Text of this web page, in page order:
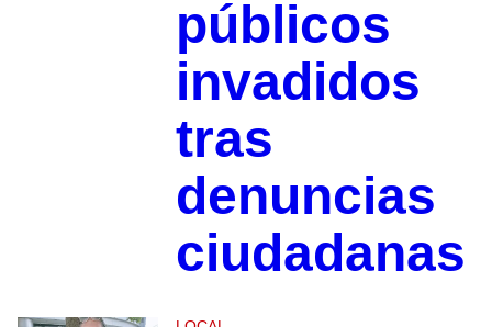
públicos
invadidos
tras
denuncias
ciudadanas